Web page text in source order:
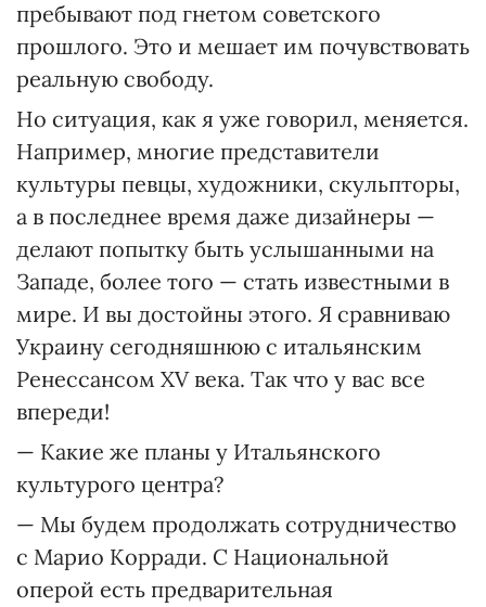
пребывают под гнетом советского
прошлого. Это и мешает им почувствовать
реальную свободу.
Но ситуация, как я уже говорил, меняется.
Например, многие представители
культуры певцы, художники, скульпторы,
а в последнее время даже дизайнеры —
делают попытку быть услышанными на
Западе, более того — стать известными в
мире. И вы достойны этого. Я сравниваю
Украину сегодняшнюю с итальянским
Ренессансом XV века. Так что у вас все
впереди!
— Какие же планы у Итальянского
культурого центра?
— Мы будем продолжать сотрудничество
с Марио Корради. С Национальной
оперой есть предварительная